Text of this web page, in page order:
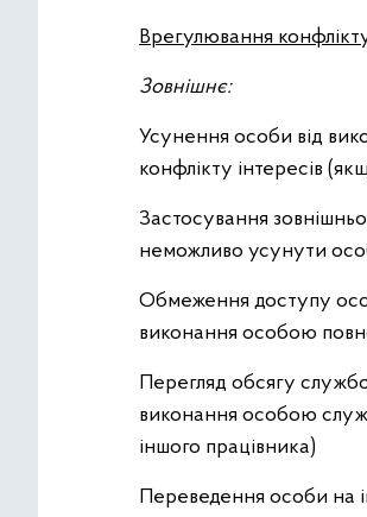
Врегулювання
Зовнішнє:
Усунення особи від
конфлікту інтересів
Застосування
неможливо усунути
Обмеження доступу
виконання особою
Перегляд обсягу
виконання особою
іншого працівника)
Переведення особи на